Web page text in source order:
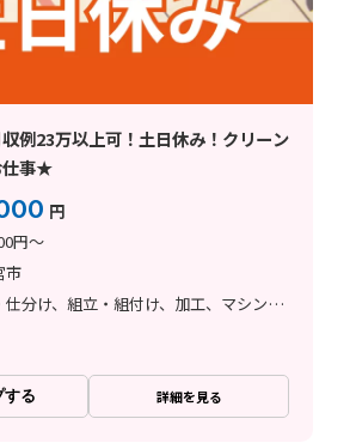
収例23万以上可！土日休み！クリーン
仕事★
円
円～
市
検査、梱包・仕分け、組立・組付け、加工、マシンオペレーター
する 詳細を見る